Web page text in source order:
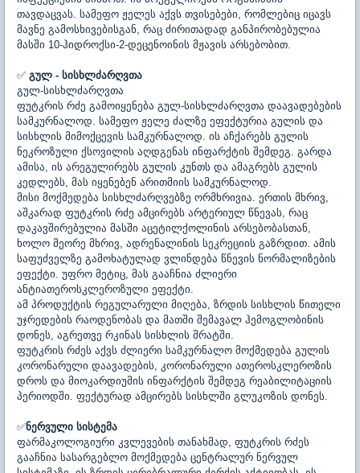
თავდაცვას. სამეფო ჟელეს აქვს თვისებები, რომლებიც იცავს
მავნე გამოსხივებისგან, რაც ძირითადად განპირობებულია
მასში 10-ჰიდროქსი-2-დეცენოინის მჟავის არსებობით.
✅ გულ - სისხლძარღვთა
გულ-სისხლძარღვთა
ფუტკრის რძე გამოიყენება გულ-სისხლძარღვთა დაავადებების
სამკურნალოდ. სამეფო ჟელე ძალზე ეფექტურია გულის და
სისხლის მიმოქცევის სამკურნალოდ. ის აჩქარებს გულის
ნეკროზული ქსოვილის აღდგენას ინფარქტის შემდეგ. გარდა
ამისა, ის არეგულირებს გულის კუნთს და ამაგრებს გულის
კედლებს, მას იყენებენ არითმიის სამკურნალოდ.
მისი მოქმედება სისხლძარღვებზე ორმხრივია. ერთის მხრივ,
აშკარად ფუტკრის რძე ამცირებს არტერიულ წნევას, რაც
დაკავშირებულია მასში აცეტილქოლინის არსებობასთან,
ხოლო მეორე მხრივ, ადრენალინის სეკრეციის გაზრდით. ამის
საფუძველზე გამოხატულად ვლინდება წნევის ნორმალიზების
ეფექტი. უფრო მეტიც, მას გააჩნია ძლიერი
ანტიათეროსკლეროზული ეფექტი.
ამ პროდუქტის რეგულარული მიღება, ზრდის სისხლის წითელი
უჯრედების რაოდენობას და მათში შემავალ ჰემოგლობინის
დონეს, აგრეთვე რკინას სისხლის შრატში.
ფუტკრის რძეს აქვს ძლიერი სამკურნალო მოქმედება გულის
კორონარული დაავადების, კორონარული ათეროსკლეროზის
დროს და მიოკარდიუმის ინფარქტის შემდეგ რეაბილიტაციის
პერიოდში. ფექტურად ამცირებს სისხლში გლუკოზის დონეს.
✅ნერვული სისტემა
ფარმაკოლოგიური კვლევების თანახმად, ფუტკრის რძეს
გააჩნია სასარგებლო მოქმედება ცენტრალურ ნერვულ